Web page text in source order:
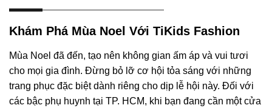
Khám Phá Mùa Noel Với TiKids Fashion
Mùa Noel đã đến, tạo nên không gian ấm áp và vui tươi
cho mọi gia đình. Đừng bỏ lỡ cơ hội tỏa sáng với những
trang phục đặc biệt dành riêng cho dịp lễ hội này. Đối với
các bậc phụ huynh tại TP. HCM, khi bạn đang cần một cửa